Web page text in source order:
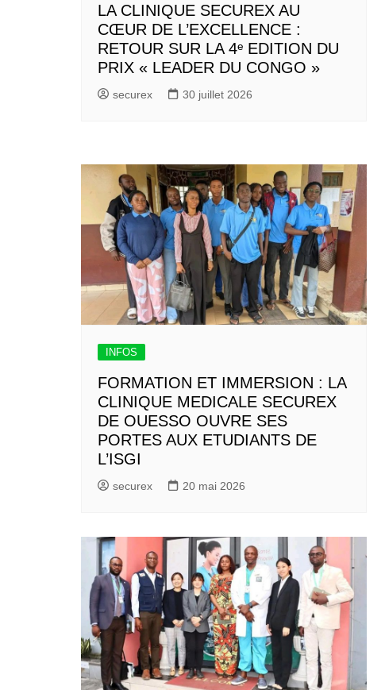
LA CLINIQUE SECUREX AU
CŒUR DE L’EXCELLENCE :
RETOUR SUR LA 4ᵉ EDITION DU
PRIX « LEADER DU CONGO »
securex 30 juillet 2026
INFOS
FORMATION ET IMMERSION : LA
CLINIQUE MEDICALE SECUREX
DE OUESSO OUVRE SES
PORTES AUX ETUDIANTS DE
L’ISGI
securex 20 mai 2026